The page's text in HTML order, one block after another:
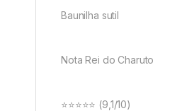
Baunilha sutil
Nota Rei do Charuto
⭐⭐⭐⭐⭐ (9,1/10)